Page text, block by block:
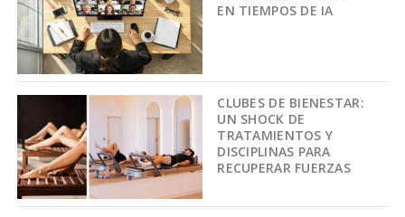
EN TIEMPOS DE IA
CLUBES DE BIENESTAR:
UN SHOCK DE
TRATAMIENTOS Y
DISCIPLINAS PARA
RECUPERAR FUERZAS